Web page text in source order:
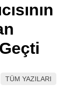
TÜM YAZILARI